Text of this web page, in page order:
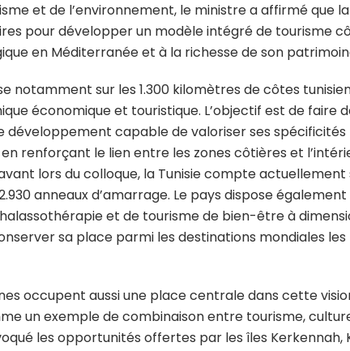
et de l’environnement, le ministre a affirmé que
pour développer un modèle intégré de tourisme
en Méditerranée et à la richesse de son
notamment sur les 1.300 kilomètres de côtes
économique et touristique. L’objectif est de faire
développement capable de valoriser ses
renforçant le lien entre les zones côtières et
lors du colloque, la Tunisie compte actuellement
anneaux d’amarrage. Le pays dispose
et de tourisme de bien-être à
sa place parmi les destinations mondiales
occupent aussi une place centrale dans cette
un exemple de combinaison entre tourisme,
les opportunités offertes par les îles Kerkennah,